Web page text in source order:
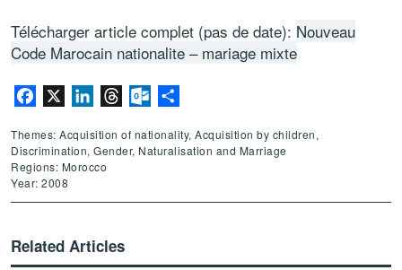
Télécharger article complet (pas de date): Nouveau
Code Marocain nationalite – mariage mixte
Facebook LinkedInThreadsOutlook.com
Themes: Acquisition of nationality, Acquisition by children,
Discrimination, Gender, Naturalisation and Marriage
Regions: Morocco
Year: 2008
Related Articles